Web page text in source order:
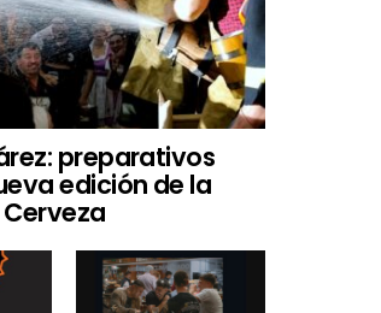
preparativos
edición de la